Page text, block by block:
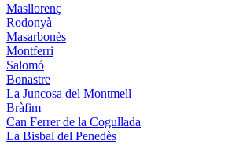
Masllorenç
Rodonyà
Masarbonès
Montferri
Salomó
Bonastre
La Juncosa del Montmell
Bràfim
Can Ferrer de la Cogullada
La Bisbal del Penedès